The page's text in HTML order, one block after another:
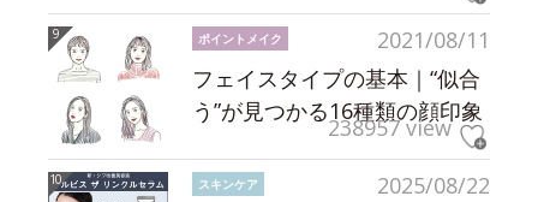
2021/08/11
ポイントメイク
フェイスタイプの基本｜“似合
う”が見つかる16種類の顔印象
238957 view
2025/08/22
スキンケア